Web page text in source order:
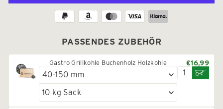
PASSENDES ZUBEHÖR
Gastro Grillkohle Buchenholz Holzkohle €16,99